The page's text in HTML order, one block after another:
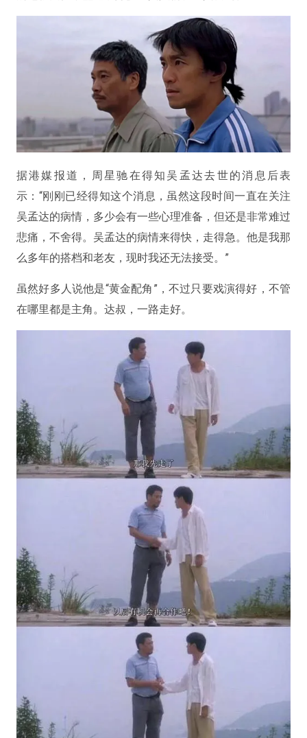
据港媒报道，周星驰在得知吴孟达去世的消息后表
示：“刚刚已经得知这个消息，虽然这段时间一直在关注
吴孟达的病情，多少会有一些心理准备，但还是非常难过
悲痛，不舍得。吴孟达的病情来得快，走得急。他是我那
么多年的搭档和老友，现时我还无法接受。”
虽然好多人说他是“黄金配角”，不过只要戏演得好，不管
在哪里都是主角。达叔，一路走好。